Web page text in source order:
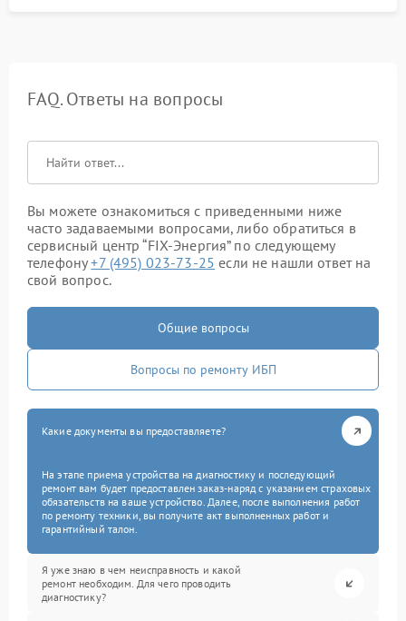
FAQ. Ответы на вопросы
Вы можете ознакомиться с приведенными ниже
часто задаваемыми вопросами, либо обратиться в
сервисный центр “FIX-Энергия” по следующему
телефону+7 (495) 023-73-25 если не нашли ответ на
свой вопрос.
Общие вопросы
Вопросы по ремонту ИБП
Какие документы вы предоставляете?
На этапе приема устройства на диагностику и последующий
ремонт вам будет предоставлен заказ-наряд с указанием страховых
обязательств на ваше устройство. Далее, после выполнения работ
по ремонту техники, вы получите акт выполненных работ и
гарантийный талон.
Я уже знаю в чем неисправность и какой
ремонт необходим. Для чего проводить
диагностику?